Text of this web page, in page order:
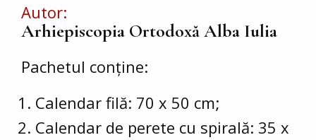
Autor
Arhiepiscopia Ortodoxă Alba Iulia
Pachetul conține:
Calendar filă: 70 x 50 cm;
Calendar de perete cu spirală: 35 x